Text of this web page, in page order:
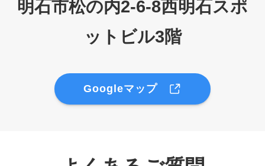
明石市松の内2-6-8西明石スポ
ットビル3階
Googleマップ